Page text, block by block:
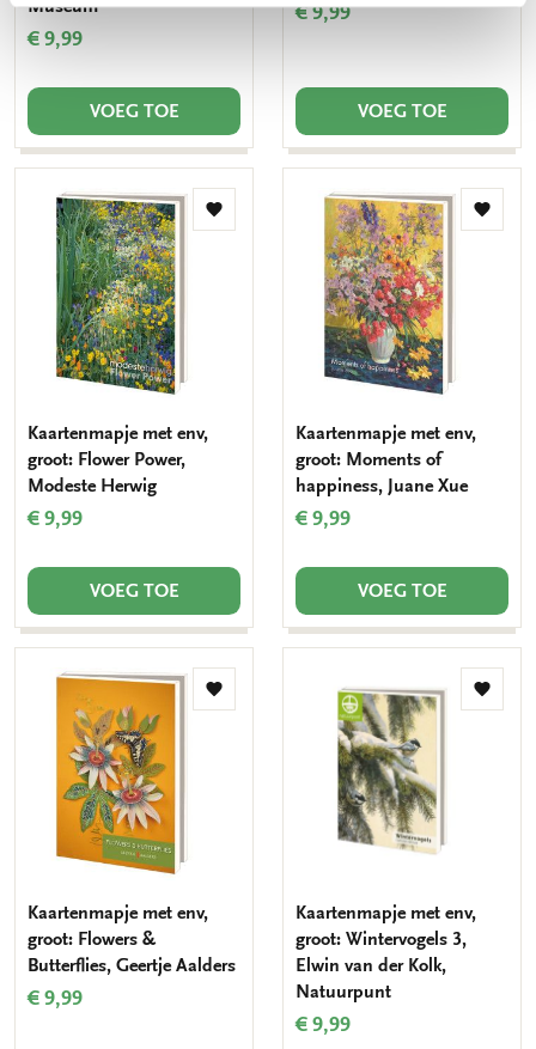
Museum
€ 9,99
VOEG TOE
€ 9,99
VOEG TOE
Toevoegen
Kaartenmapje met env,
groot: Flower Power,
Modeste Herwig
€ 9,99
VOEG TOE
Kaartenmapje met env,
groot: Moments of
happiness, Juane Xue
€ 9,99
VOEG TOE
Toevoegen
Kaartenmapje met env,
groot: Flowers &
Butterflies, Geertje Aalders
€ 9,99
Kaartenmapje met env,
groot: Wintervogels 3,
Elwin van der Kolk,
Natuurpunt
€ 9,99